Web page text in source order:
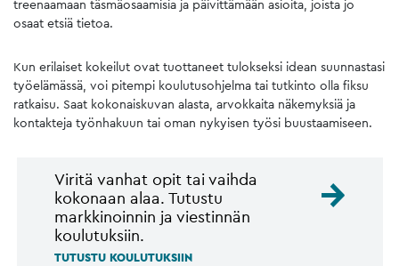
treenaamaan täsmäosaamisia ja päivittämään asioita, joista jo
osaat etsiä tietoa.
Kun erilaiset kokeilut ovat tuottaneet tulokseksi idean suunnastasi
työelämässä, voi pitempi koulutusohjelma tai tutkinto olla fiksu
ratkaisu. Saat kokonaiskuvan alasta, arvokkaita näkemyksiä ja
kontakteja työnhakuun tai oman nykyisen työsi buustaamiseen.
Viritä vanhat opit tai vaihda
kokonaan alaa. Tutustu
markkinoinnin ja viestinnän
koulutuksiin.
TUTUSTU KOULUTUKSIIN